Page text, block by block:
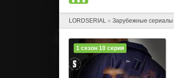
LORDSERIAL » Зарубежные сериалы
1 сезон 10 серия